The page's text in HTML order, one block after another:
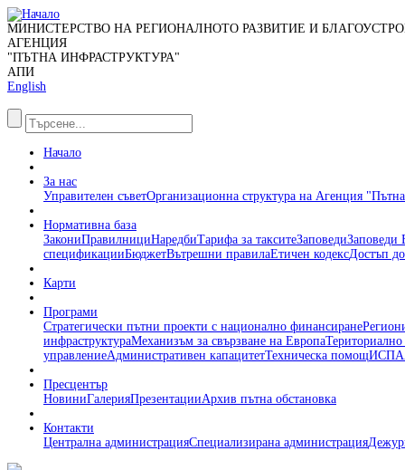
МИНИСТЕРСТВО НА РЕГИОНАЛНОТО РАЗВИТИЕ И
АГЕНЦИЯ
"ПЪТНА ИНФРАСТРУКТУРА"
АПИ
English
Начало
За нас
Управителен съветОрганизационна структура на Агенция
Нормативна база
ЗакониПравилнициНаредбиТарифа за такситеЗаповеди
спецификацииБюджетВътрешни правилаЕтичен кодексДостъп
Карти
Програми
Стратегически пътни проекти с национално финансиране
инфраструктураМеханизъм за свързване на ЕвропаТериториално
управлениеАдминистративен капацитетТехническа помощИСПА
Пресцентър
НовиниГалерияПрезентацииАрхив пътна обстановка
Контакти
Централна администрацияСпециализирана администрация